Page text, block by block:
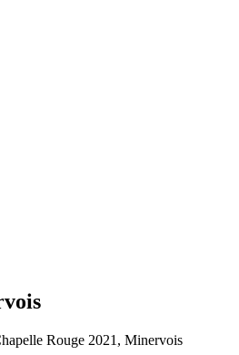
Rouge 2021, Minervois